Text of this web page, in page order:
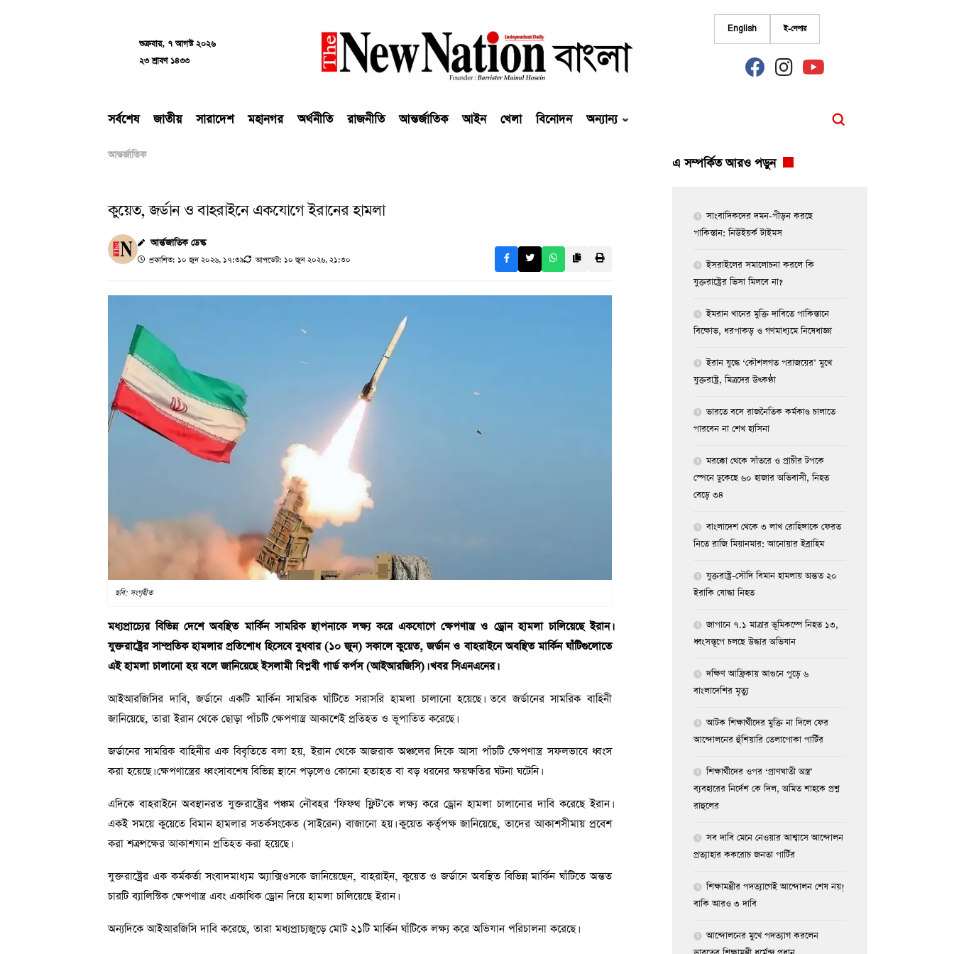
শুক্রবার, ৭ আগস্ট ২০২৬
২৩ শ্রাবণ ১৪৩৩
English ই-পেপার
fab
fa-
fab
fa-
fab
fa-
সর্বশেষ জাতীয় সারাদেশ মহানগর অর্থনীতি রাজনীতি আন্তর্জাতিক আইন খেলা বিনোদন অন্যান্য
আন্তর্জাতিক
কুয়েত, জর্ডান ও বাহরাইনে একযোগে ইরানের হামলা
আর্ন্তজাতিক ডেস্ক
প্রকাশিত: ১০ জুন ২০২৬, ১৭:৩৯ আপডেট: ১০ জুন ২০২৬, ২১:৩০
ছবি: সংগৃহীত
মধ্যপ্রাচ্যের বিভিন্ন দেশে অবস্থিত মার্কিন সামরিক স্থাপনাকে লক্ষ্য করে একযোগে ক্ষেপণাস্ত্র ও ড্রোন হামলা চালিয়েছে ইরান।
যুক্তরাষ্ট্রের সাম্প্রতিক হামলার প্রতিশোধ হিসেবে বুধবার (১০ জুন) সকালে কুয়েত, জর্ডান ও বাহরাইনে অবস্থিত মার্কিন ঘাঁটিগুলোতে
এই হামলা চালানো হয় বলে জানিয়েছে ইসলামী বিপ্লবী গার্ড কর্পস (আইআরজিসি)। খবর সিএনএনের।
আইআরজিসির দাবি, জর্ডানে একটি মার্কিন সামরিক ঘাঁটিতে সরাসরি হামলা চালানো হয়েছে। তবে জর্ডানের সামরিক বাহিনী
জানিয়েছে, তারা ইরান থেকে ছোড়া পাঁচটি ক্ষেপণাস্ত্র আকাশেই প্রতিহত ও ভূপাতিত করেছে।
জর্ডানের সামরিক বাহিনীর এক বিবৃতিতে বলা হয়, ইরান থেকে আজরাক অঞ্চলের দিকে আসা পাঁচটি ক্ষেপণাস্ত্র সফলভাবে ধ্বংস
করা হয়েছে। ক্ষেপণাস্ত্রের ধ্বংসাবশেষ বিভিন্ন স্থানে পড়লেও কোনো হতাহত বা বড় ধরনের ক্ষয়ক্ষতির ঘটনা ঘটেনি।
এদিকে বাহরাইনে অবস্থানরত যুক্তরাষ্ট্রের পঞ্চম নৌবহর ‘ফিফথ ফ্লিট’কে লক্ষ্য করে ড্রোন হামলা চালানোর দাবি করেছে ইরান।
একই সময়ে কুয়েতে বিমান হামলার সতর্কসংকেত (সাইরেন) বাজানো হয়। কুয়েত কর্তৃপক্ষ জানিয়েছে, তাদের আকাশসীমায় প্রবেশ
করা শত্রুপক্ষের আকাশযান প্রতিহত করা হয়েছে।
যুক্তরাষ্ট্রের এক কর্মকর্তা সংবাদমাধ্যম অ্যাক্সিওসকে জানিয়েছেন, বাহরাইন, কুয়েত ও জর্ডানে অবস্থিত বিভিন্ন মার্কিন ঘাঁটিতে অন্তত
চারটি ব্যালিস্টিক ক্ষেপণাস্ত্র এবং একাধিক ড্রোন দিয়ে হামলা চালিয়েছে ইরান।
অন্যদিকে আইআরজিসি দাবি করেছে, তারা মধ্যপ্রাচ্যজুড়ে মোট ২১টি মার্কিন ঘাঁটিকে লক্ষ্য করে অভিযান পরিচালনা করেছে।
এ সম্পর্কিত আরও পড়ুন
সাংবাদিকদের দমন-পীড়ন করছে
পাকিস্তান: নিউইয়র্ক টাইমস
ইসরাইলের সমালোচনা করলে কি
যুক্তরাষ্ট্রের ভিসা মিলবে না?
ইমরান খানের মুক্তি দাবিতে পাকিস্তানে
বিক্ষোভ, ধরপাকড় ও গণমাধ্যমে নিষেধাজ্ঞা
ইরান যুদ্ধে ‘কৌশলগত পরাজয়ের’ মুখে
যুক্তরাষ্ট্র, মিত্রদের উৎকণ্ঠা
ভারতে বসে রাজনৈতিক কর্মকাণ্ড চালাতে
পারবেন না শেখ হাসিনা
মরক্কো থেকে সাঁতরে ও প্রাচীর টপকে
স্পেনে ঢুকেছে ৬০ হাজার অভিবাসী, নিহত
বেড়ে ৩৪
বাংলাদেশ থেকে ৩ লাখ রোহিঙ্গাকে ফেরত
নিতে রাজি মিয়ানমার: আনোয়ার ইব্রাহিম
যুক্তরাষ্ট্র-সৌদি বিমান হামলায় অন্তত ২০
ইরাকি যোদ্ধা নিহত
জাপানে ৭.১ মাত্রার ভূমিকম্পে নিহত ১৩,
ধ্বংসস্তূপে চলছে উদ্ধার অভিযান
দক্ষিণ আফ্রিকায় আগুনে পুড়ে ৬
বাংলাদেশির মৃত্যু
আটক শিক্ষার্থীদের মুক্তি না দিলে ফের
আন্দোলনের হুঁশিয়ারি তেলাপোকা পার্টির
শিক্ষার্থীদের ওপর ‘প্রাণঘাতী অস্ত্র’
ব্যবহারের নির্দেশ কে দিল, অমিত শাহকে প্রশ্ন
রাহুলের
সব দাবি মেনে নেওয়ার আশ্বাসে আন্দোলন
প্রত্যাহার ককরোচ জনতা পার্টির
শিক্ষামন্ত্রীর পদত্যাগেই আন্দোলন শেষ নয়!
বাকি আরও ৩ দাবি
আন্দোলনের মুখে পদত্যাগ করলেন